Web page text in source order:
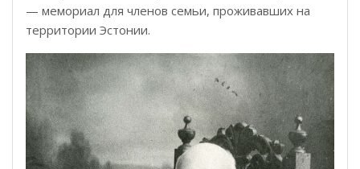
— мемориал для членов семьи, проживавших на
территории Эстонии.